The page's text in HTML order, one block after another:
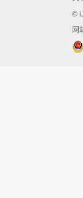
©
网